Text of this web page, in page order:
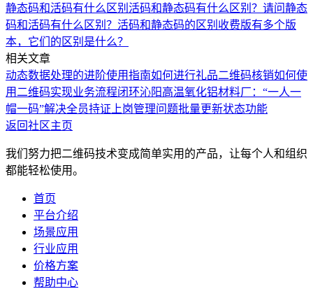
静态码和活码有什么区别 活码和静态码有什么区别？ 请问静态
码和活码有什么区别？ 活码和静态码的区别 收费版有多个版
本，它们的区别是什么？
相关文章
动态数据处理的进阶使用指南如何进行礼品二维码核销如何使
用二维码实现业务流程闭环沁阳高温氧化铝材料厂：“一人一
帽一码”解决全员持证上岗管理问题批量更新状态功能
返回社区主页
我们努力把二维码技术变成简单实用的产品，让每个人和组织
都能轻松使用。
首页
平台介绍
场景应用
行业应用
价格方案
帮助中心